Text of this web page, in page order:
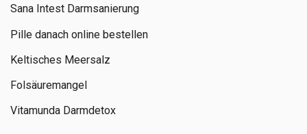
Sana Intest Darmsanierung
Pille danach online bestellen
Keltisches Meersalz
Folsäuremangel
Vitamunda Darmdetox